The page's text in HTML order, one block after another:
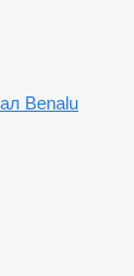
Benalu